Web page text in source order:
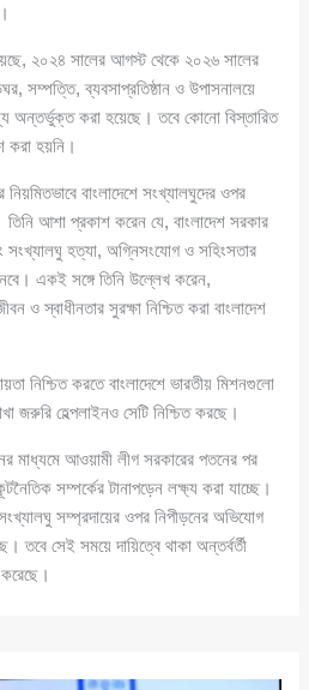
২০২৪ সালের আগস্ট থেকে ২০২৬ সালের
সম্পত্তি, ব্যবসাপ্রতিষ্ঠান ও উপাসনালয়ে
অন্তর্ভুক্ত করা হয়েছে। তবে কোনো বিস্তারিত
করা হয়নি।
নিয়মিতভাবে বাংলাদেশে সংখ্যালঘুদের ওপর
তিনি আশা প্রকাশ করেন যে, বাংলাদেশ সরকার
সংখ্যালঘু হত্যা, অগ্নিসংযোগ ও সহিংসতার
একই সঙ্গে তিনি উল্লেখ করেন,
ও স্বাধীনতার সুরক্ষা নিশ্চিত করা বাংলাদেশ
নিশ্চিত করতে বাংলাদেশে ভারতীয় মিশনগুলো
জরুরি হেল্পলাইনও সেটি নিশ্চিত করছে।
মাধ্যমে আওয়ামী লীগ সরকারের পতনের পর
সম্পর্কের টানাপড়েন লক্ষ্য করা যাচ্ছে।
সম্প্রদায়ের ওপর নিপীড়নের অভিযোগ
তবে সেই সময়ে দায়িত্বে থাকা অন্তর্বর্তী